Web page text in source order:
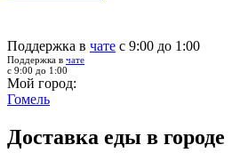
Поддержка в чате с 9:00 до 1:00
Поддержка в чате
с 9:00 до 1:00
Мой город:
Гомель
Доставка еды в городе